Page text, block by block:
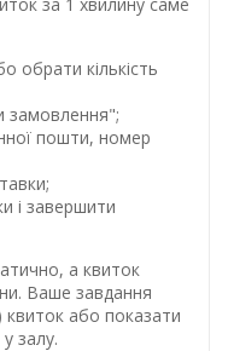
обрати кількість
замовлення";
пошти, номер
і завершити
а квиток
Ваше завдання
або показати
залу.